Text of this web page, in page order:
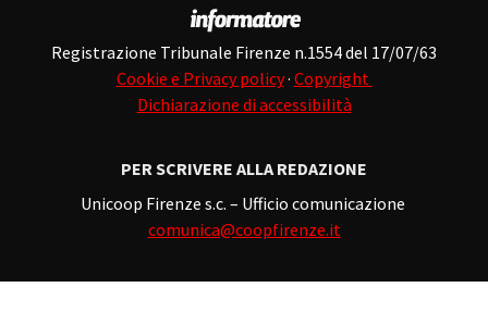
Registrazione Tribunale Firenze n.1554 del 17/07/63
Cookie e Privacy policy· Copyright
Dichiarazione di accessibilità
PER SCRIVERE ALLA REDAZIONE
Unicoop Firenze s.c. – Ufficio comunicazione
comunica@coopfirenze.it